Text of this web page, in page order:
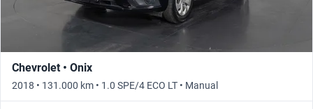
Chevrolet • Onix
2018 • 131.000 km • 1.0 SPE/4 ECO LT • Manual